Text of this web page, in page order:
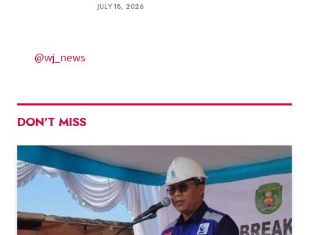
JULY 18, 2026
@wj_news
DON'T MISS